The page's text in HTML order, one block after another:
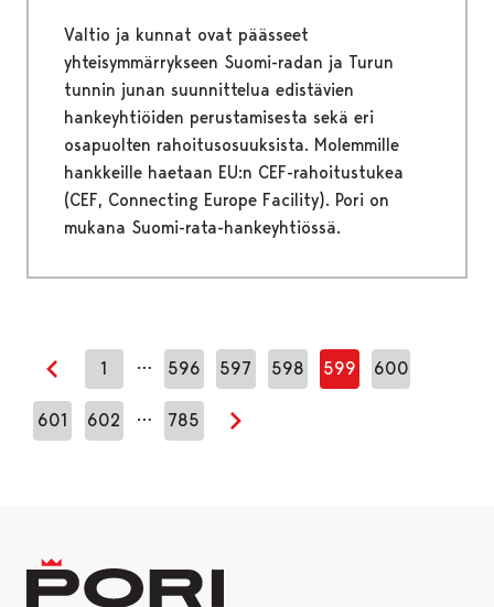
Valtio ja kunnat ovat päässeet
yhteisymmärrykseen Suomi-radan ja Turun
tunnin junan suunnittelua edistävien
hankeyhtiöiden perustamisesta sekä eri
osapuolten rahoitusosuuksista. Molemmille
hankkeille haetaan EU:n CEF-rahoitustukea
(CEF, Connecting Europe Facility). Pori on
mukana Suomi-rata-hankeyhtiössä.
Edellinen sivu
1 … 596 597 598 599 600
601 602 … 785
Seuraava sivu